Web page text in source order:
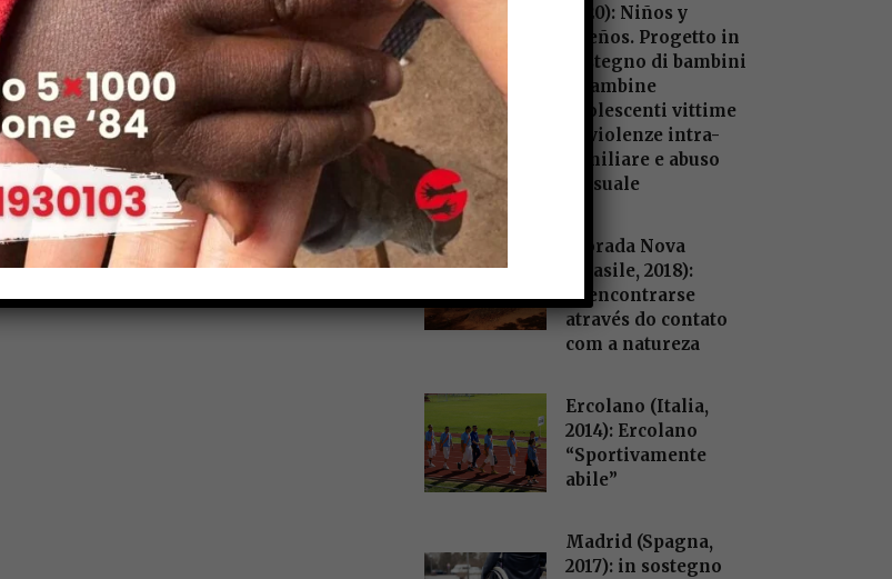
benesseredei bambini e, considerando
6 o 7 anni, le suore si sono assunte la
che gli insegnanti e gli educatori dei
sia il contesto in cui lavorano.
Share:
2020): Niños y
Sueños. Progetto in
sostegno di bambini
e bambine
adolescenti vittime
di violenze intra-
familiare e abuso
sessuale
Morada Nova
(Brasile, 2018):
Reencontrarse
através do contato
com a natureza
Ercolano (Italia,
2014): Ercolano
“Sportivamente
abile”
Madrid (Spagna,
2017): in sostegno